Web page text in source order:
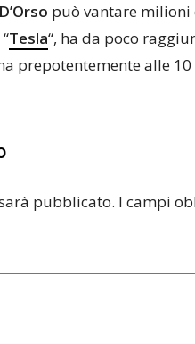
può vantare milioni
Tesla“, ha da poco
prepotentemente alle
pubblicato. I campi